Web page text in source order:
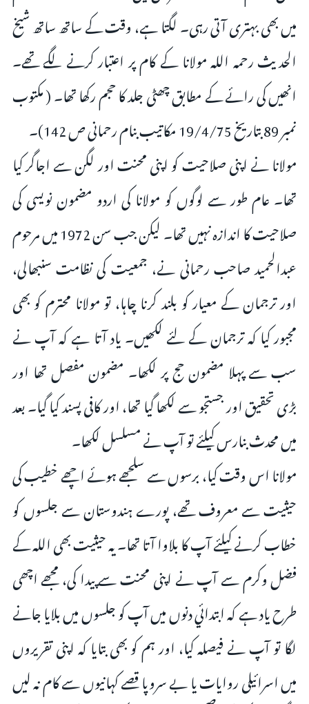
ميں بھی بہتری آتی رہی۔ لگتا ہے، وقت کے ساتھ ساتھ شیخ
الحدیث رحمہ اللہ مولانا کے کام پر اعتبار کرنے لگے تھے۔
انھیں کی رائے کے مطابق چھٹی جلد کا حجم رکھا تھا۔ ( مکتوب
نمبر 89 بتاریخ 19/4/75 مکاتیب بنام رحمانی ص 142)۔
مولانا نے اپنی صلاحیت کو اپنی محنت اور لگن سے اجاگر کیا
تھا۔ عام طور سے لوگوں کو مولانا کی اردو مضمون نویسی کی
صلاحیت کا اندازہ نہیں تھا۔ لیکن جب سن 1972 میں مرحوم
عبدالحمید صاحب رحمانی نے، جمعیت کی نظامت سنبھالی،
اور ترجمان کے معیار کو بلند کرنا چاہا، تو مولانا محترم کو بھی
مجبور کیا کہ ترجمان کے لئے لکھیں۔ یاد آتا ہے کہ آپ نے
سب سے پہلا مضمون حج پر لکھا۔ مضمون مفصل تھا اور
بڑی تحقیق اور جستجو سے لکھا گیا تھا، اور کافی پسند کیا گیا۔ بعد
میں محدث بنارس کیلئے تو آپ نے مسلسل لکھا۔
مولانا اس وقت کیا، برسوں سے سلجھے ہوئے اچھے خطیب کی
حیثیت سے معروف تھے، پورے ہندوستان سے جلسوں کو
خطاب کرنے کیلئے آپ کا بلاوا آتا تھا۔ یہ حیثیت بھی اللہ کے
فضل وکرم سے آپ نے اپنی محنت سے پیدا کی، مجھے اچھی
طرح یاد ہے کہ ابتدائي دنوں میں آپ کو جلسوں میں بلایا جانے
لگا تو آپ نے فیصلہ کیا، اور ہم کو بھی بتایا کہ اپنی تقریروں
میں اسرائیلی روایات یا بے سروپا قصے کہانیوں سے کام نہ لیں